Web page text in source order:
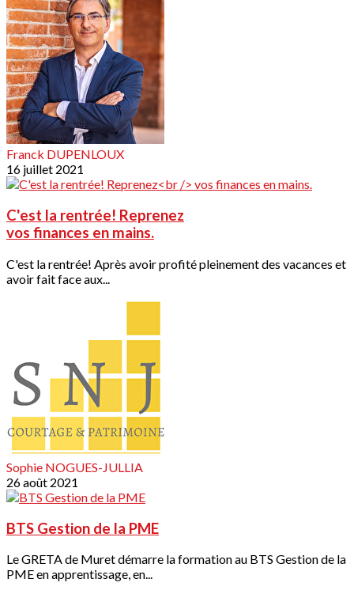
Franck DUPENLOUX
16 juillet 2021
C'est la rentrée! Reprenez
vos finances en mains.
C'est la rentrée! Après avoir profité pleinement des vacances et
avoir fait face aux...
Sophie NOGUES-JULLIA
26 août 2021
BTS Gestion de la PME
Le GRETA de Muret démarre la formation au BTS Gestion de la
PME en apprentissage, en...